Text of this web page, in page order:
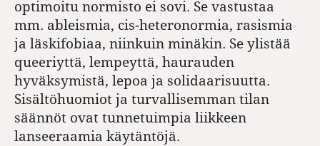
optimoitu normisto ei sovi. Se vastustaa
mm. ableismia, cis-heteronormia, rasismia
ja läskifobiaa, niinkuin minäkin. Se ylistää
queeriyttä, lempeyttä, haurauden
hyväksymistä, lepoa ja solidaarisuutta.
Sisältöhuomiot ja turvallisemman tilan
säännöt ovat tunnetuimpia liikkeen
lanseeraamia käytäntöjä.